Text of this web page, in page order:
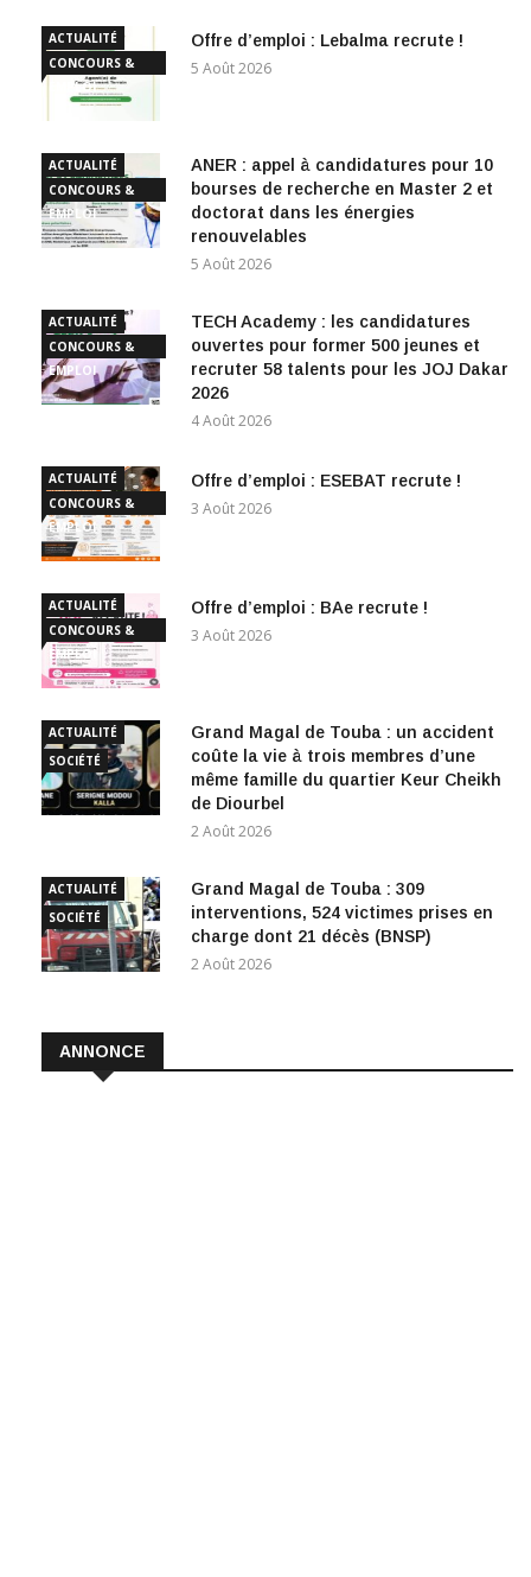
ACTUALITÉ
CONCOURS &
EMPLOI
Offre d’emploi : Lebalma recrute !
5 Août 2026
ACTUALITÉ
CONCOURS &
EMPLOI
ANER : appel à candidatures pour 10
bourses de recherche en Master 2 et
doctorat dans les énergies
renouvelables
5 Août 2026
ACTUALITÉ
CONCOURS &
EMPLOI
TECH Academy : les candidatures
ouvertes pour former 500 jeunes et
recruter 58 talents pour les JOJ Dakar
2026
4 Août 2026
ACTUALITÉ
CONCOURS &
EMPLOI
Offre d’emploi : ESEBAT recrute !
3 Août 2026
ACTUALITÉ
CONCOURS &
EMPLOI
Offre d’emploi : BAe recrute !
3 Août 2026
ACTUALITÉ
SOCIÉTÉ
Grand Magal de Touba : un accident
coûte la vie à trois membres d’une
même famille du quartier Keur Cheikh
de Diourbel
2 Août 2026
ACTUALITÉ
SOCIÉTÉ
Grand Magal de Touba : 309
interventions, 524 victimes prises en
charge dont 21 décès (BNSP)
2 Août 2026
ANNONCE